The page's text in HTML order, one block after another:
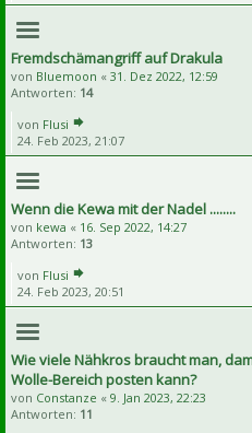
Fremdschämangriff auf Drakula
von Bluemoon « 31. Dez 2022, 12:59
Antworten: 14
von Flusi
24. Feb 2023, 21:07
Wenn die Kewa mit der Nadel ........
von kewa « 16. Sep 2022, 14:27
Antworten: 13
von Flusi
24. Feb 2023, 20:51
Wie viele Nähkros braucht man,
Wolle-Bereich posten kann?
von Constanze « 9. Jan 2023, 22:23
Antworten: 11